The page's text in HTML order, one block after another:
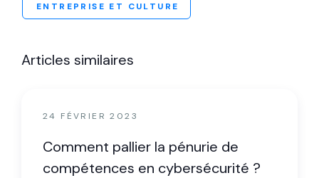
ENTREPRISE ET CULTURE
Articles similaires
24 FÉVRIER 2023
Comment pallier la pénurie de
compétences en cybersécurité ?